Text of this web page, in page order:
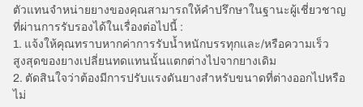
ตัวแทนจำหน่ายยางของคุณสามารถให้คำปรึกษาในฐานะผู้เชี่ยวชาญ
ที่ผ่านการรับรองได้ในเรื่องต่อไปนี้ :
1. แจ้งให้คุณทราบหากค่าการรับน้ำหนักบรรทุกและ/หรือความเร็ว
สูงสุดของยางเปลี่ยนทดแทนนั้นแตกต่างไปจากยางเดิม
2. ตัดสินใจว่าต้องมีการปรับแรงดันยางสำหรับขนาดที่ต่างออกไปหรือ
ไม่